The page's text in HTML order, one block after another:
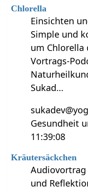
Chlorella
Einsichten
Simple und
um Chlorella
Vortrags-
Sukad…
Gesundheit
11:39:08
Kräutersäckchen
und